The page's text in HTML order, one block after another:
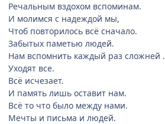
Речальным вздохом вспоминам.
И молимся с надеждой мы,
Чтоб повторилось всё сначало.
Забытых паметью людей.
Нам вспомнить каждый раз сложней .
Уходят все.
Всё исчезает.
И память лишь оставит нам.
Всё то что было между нами.
Мечты и письма и людей.